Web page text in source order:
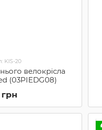
KIS-20
велокрісла
(03PIEDG08)